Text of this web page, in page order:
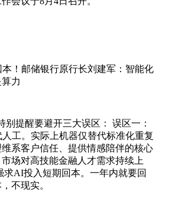
！邮储银行原行长刘建军：智能化
力
别提醒要避开三大误区： 误区一：
工。实际上机器仅替代标准化重复
系客户信任、提供情感陪伴的核心
场对高技能金融人才需求持续上
求AI投入短期回本。一年内就要回
不现实。